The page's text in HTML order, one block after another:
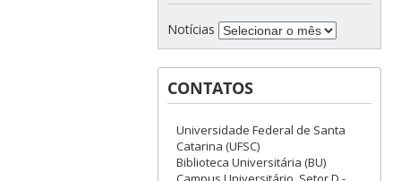
Notícias
CONTATOS
Universidade Federal de Santa
Catarina (UFSC)
Biblioteca Universitária (BU)